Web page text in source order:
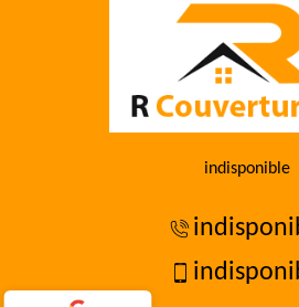
indisponible